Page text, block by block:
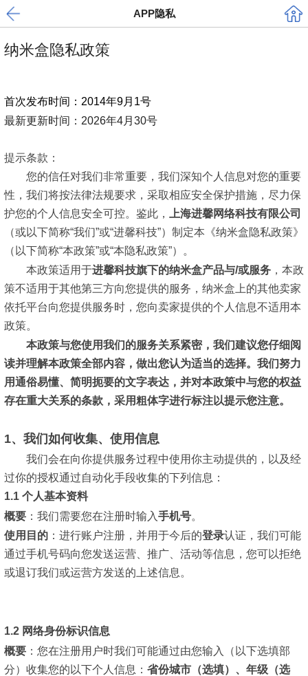
APP隐私
纳米盒隐私政策
首次发布时间：2014年9月1号
最新更新时间：2026年4月30号
提示条款：
您的信任对我们非常重要，我们深知个人信息对您的重要
性，我们将按法律法规要求，采取相应安全保护措施，尽力保
护您的个人信息安全可控。鉴此， 上海进馨网络科技有限公司
（或以下简称“我们”或“进馨科技”）制定本《纳米盒隐私政策》
（以下简称“本政策”或“本隐私政策”）。
本政策适用于进馨科技旗下的纳米盒产品与/或服务 ，本政
策不适用于其他第三方向您提供的服务，纳米盒上的其他卖家
依托平台向您提供服务时，您向卖家提供的个人信息不适用本
政策。
本政策与您使用我们的服务关系紧密，我们建议您仔细阅
读并理解本政策全部内容，做出您认为适当的选择。我们努力
用通俗易懂、简明扼要的文字表达，并对本政策中与您的权益
存在重大关系的条款，采用粗体字进行标注以提示您注意。
1、我们如何收集、使用信息
我们会在向你提供服务过程中使用你主动提供的，以及经
过你的授权通过自动化手段收集的下列信息：
1.1 个人基本资料
概要 ： 我们需要您在注册时输入手机号。
使用目的 ： 进行账户注册，并用于今后的登录认证，我们可能
通过手机号码向您发送运营、推广、活动等信息，您可以拒绝
或退订我们或运营方发送的上述信息。
1.2 网络身份标识信息
概要 ： 您在注册用户时我们可能通过由您输入（以下选填部
分）收集您的以下个人信息： 省份城市（选填）、年级（选